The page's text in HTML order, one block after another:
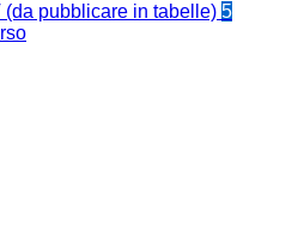
(da pubblicare in tabelle) 5